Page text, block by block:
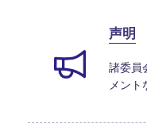
声明
諸委員
メント